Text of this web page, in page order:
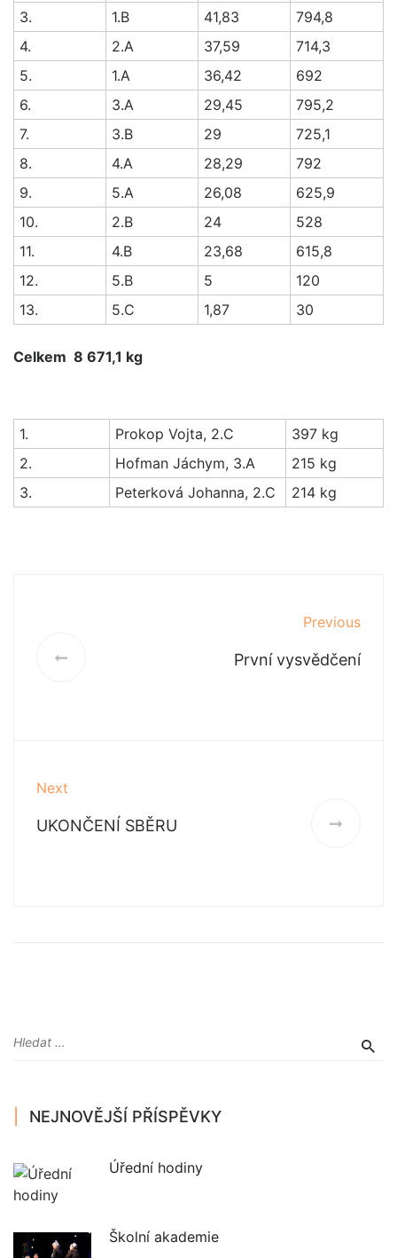
3.
1.B 41,83
794,8
4.
2.A 37,59
714,3
5.
1.A 36,42
692
6.
3.A 29,45
795,2
7.
3.B 29
725,1
8.
4.A 28,29
792
9.
5.A 26,08
625,9
10.
2.B 24
528
11.
4.B 23,68
615,8
12.
5.B 5
120
13.
5.C 1,87 30
Celkem 8 671,1 kg
1. Prokop Vojta, 2.C
397 kg
2.
Hofman Jáchym, 3.A
215 kg
3.
Peterková Johanna, 2.C 214 kg
Previous
První vysvědčení
Next
UKONČENÍ SBĚRU
NEJNOVĚJŠÍ PŘÍSPĚVKY
Úřední hodiny
Školní akademie